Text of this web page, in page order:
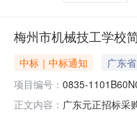
梅州市机械技工学校
中标｜中标通知 广东
项目编号： 0835-
正文内容： 广东元正招标采